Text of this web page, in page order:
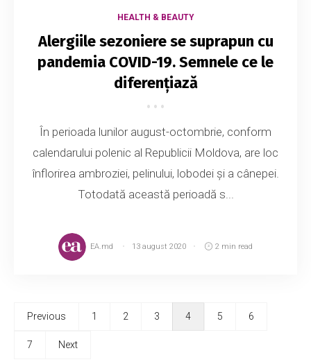
HEALTH & BEAUTY
Alergiile sezoniere se suprapun cu
pandemia COVID-19. Semnele ce le
diferențiază
În perioada lunilor august-octombrie, conform
calendarului polenic al Republicii Moldova, are loc
înflorirea ambroziei, pelinului, lobodei și a cânepei.
Totodată această perioadă s...
EA.md 13 august 2020 2 min read
Previous 1 2 3 4 5 6
7 Next